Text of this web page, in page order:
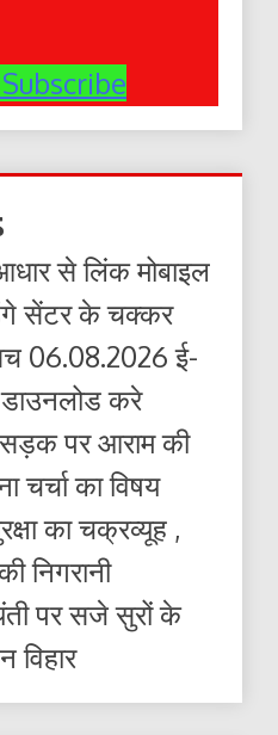
Subscribe
से लिंक मोबाइल
सेंटर के चक्कर
06.08.2026 ई-
करे
सड़क पर आराम की
चर्चा का विषय
का चक्रव्यूह ,
निगरानी
पर सजे सुरों के
विहार